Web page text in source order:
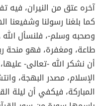
آخره عتق من النيران، فيه
كما بلغنا رسولنا وشفيعنا
وصحبه وسلم-، فلنسأل
طاعة، ومغفرة، فهو منحة
أن نشكر الله -تعالى-
الإسلام، مصدر البهجة،
المباركة، فيكفي أن ليلة